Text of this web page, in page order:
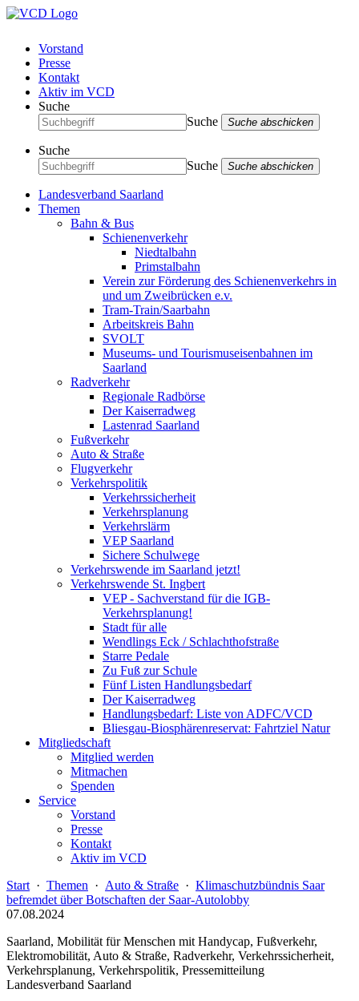
Vorstand
Presse
Kontakt
Aktiv im VCD
Suche
Suche
Suche abschicken
Suche
Suche
Suche abschicken
Landesverband Saarland
Themen
Bahn & Bus
Schienenverkehr
Niedtalbahn
Primstalbahn
Verein zur Förderung des Schienenverkehrs in
und um Zweibrücken e.v.
Tram-Train/Saarbahn
Arbeitskreis Bahn
SVOLT
Museums- und Tourismuseisenbahnen im
Saarland
Radverkehr
Regionale Radbörse
Der Kaiserradweg
Lastenrad Saarland
Fußverkehr
Auto & Straße
Flugverkehr
Verkehrspolitik
Verkehrssicherheit
Verkehrsplanung
Verkehrslärm
VEP Saarland
Sichere Schulwege
Verkehrswende im Saarland jetzt!
Verkehrswende St. Ingbert
VEP - Sachverstand für die IGB-
Verkehrsplanung!
Stadt für alle
Wendlings Eck / Schlachthofstraße
Starre Pedale
Zu Fuß zur Schule
Fünf Listen Handlungsbedarf
Der Kaiserradweg
Handlungsbedarf: Liste von ADFC/VCD
Bliesgau-Biosphärenreservat: Fahrtziel Natur
Mitgliedschaft
Mitglied werden
Mitmachen
Spenden
Service
Vorstand
Presse
Kontakt
Aktiv im VCD
Start · Themen · Auto & Straße · Klimaschutzbündnis Saar
befremdet über Botschaften der Saar-Autolobby
07.08.2024
Saarland, Mobilität für Menschen mit Handycap, Fußverkehr,
Elektromobilität, Auto & Straße, Radverkehr, Verkehrssicherheit,
Verkehrsplanung, Verkehrspolitik, Pressemitteilung
Landesverband Saarland